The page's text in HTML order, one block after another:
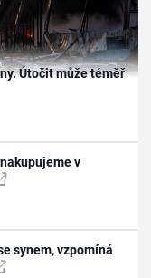
Útočit může téměř
v
synem, vzpomíná